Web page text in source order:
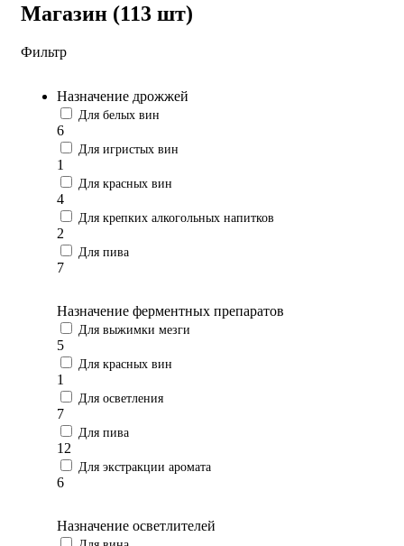
Магазин (113 шт)
Фильтр
Назначение дрожжей
Для белых вин
6
Для игристых вин
1
Для красных вин
4
Для крепких алкогольных напитков
2
Для пива
7
Назначение ферментных препаратов
Для выжимки мезги
5
Для красных вин
1
Для осветления
7
Для пива
12
Для экстракции аромата
6
Назначение осветлителей